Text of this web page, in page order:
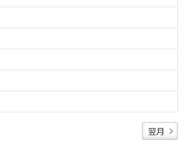
翌月